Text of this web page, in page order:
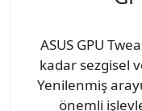
ASUS GPU
kadar sezgisel
Yenilenmiş
önemli